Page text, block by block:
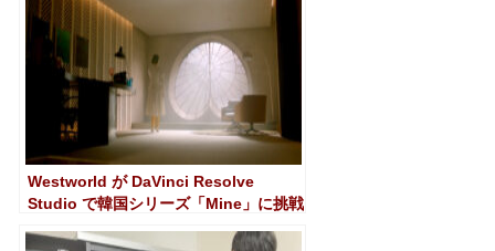
Westworld が DaVinci Resolve
Studio で韓国シリーズ「Mine」に挑戦